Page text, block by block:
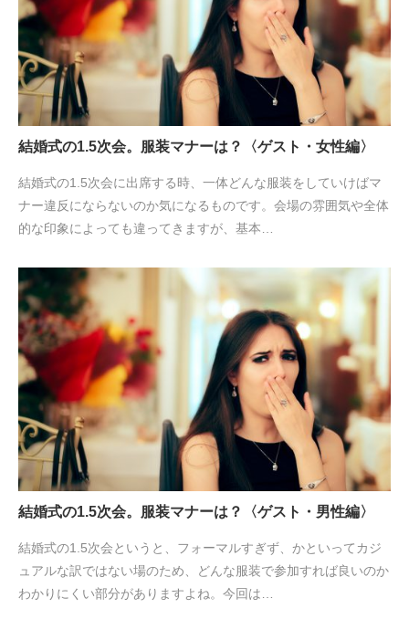
結婚式の1.5次会。服装マナーは？〈ゲスト・女性編〉
結婚式の1.5次会に出席する時、一体どんな服装をしていけばマ
ナー違反にならないのか気になるものです。会場の雰囲気や全体
的な印象によっても違ってきますが、基本…
結婚式の1.5次会。服装マナーは？〈ゲスト・男性編〉
結婚式の1.5次会というと、フォーマルすぎず、かといってカジ
ュアルな訳ではない場のため、どんな服装で参加すれば良いのか
わかりにくい部分がありますよね。今回は…